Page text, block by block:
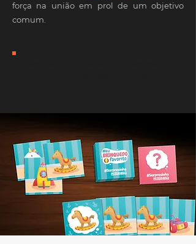
força na união em prol de um objetivo
comum.